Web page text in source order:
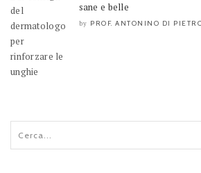
sane e belle
by PROF. ANTONINO DI